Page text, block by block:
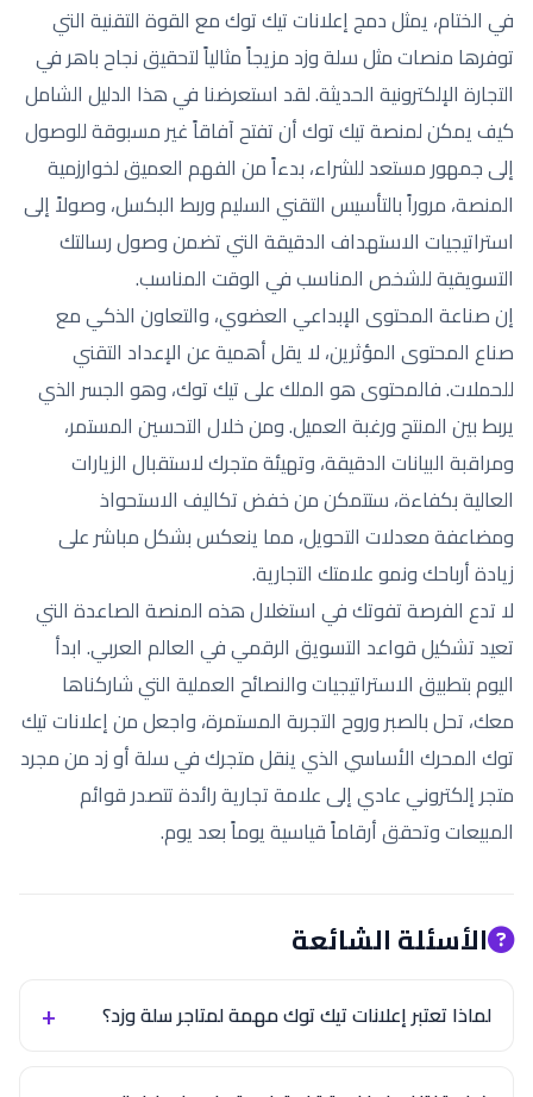
في الختام، يمثل دمج إعلانات تيك توك مع القوة التقنية التي
توفرها منصات مثل سلة وزد مزيجاً مثالياً لتحقيق نجاح باهر في
التجارة الإلكترونية الحديثة. لقد استعرضنا في هذا الدليل الشامل
كيف يمكن لمنصة تيك توك أن تفتح آفاقاً غير مسبوقة للوصول
إلى جمهور مستعد للشراء، بدءاً من الفهم العميق لخوارزمية
المنصة، مروراً بالتأسيس التقني السليم وربط البكسل، وصولاً إلى
استراتيجيات الاستهداف الدقيقة التي تضمن وصول رسالتك
التسويقية للشخص المناسب في الوقت المناسب.
إن صناعة المحتوى الإبداعي العضوي، والتعاون الذكي مع
صناع المحتوى المؤثرين، لا يقل أهمية عن الإعداد التقني
للحملات. فالمحتوى هو الملك على تيك توك، وهو الجسر الذي
يربط بين المنتج ورغبة العميل. ومن خلال التحسين المستمر،
ومراقبة البيانات الدقيقة، وتهيئة متجرك لاستقبال الزيارات
العالية بكفاءة، ستتمكن من خفض تكاليف الاستحواذ
ومضاعفة معدلات التحويل، مما ينعكس بشكل مباشر على
زيادة أرباحك ونمو علامتك التجارية.
لا تدع الفرصة تفوتك في استغلال هذه المنصة الصاعدة التي
تعيد تشكيل قواعد التسويق الرقمي في العالم العربي. ابدأ
اليوم بتطبيق الاستراتيجيات والنصائح العملية التي شاركناها
معك، تحل بالصبر وروح التجربة المستمرة، واجعل من إعلانات تيك
توك المحرك الأساسي الذي ينقل متجرك في سلة أو زد من مجرد
متجر إلكتروني عادي إلى علامة تجارية رائدة تتصدر قوائم
المبيعات وتحقق أرقاماً قياسية يوماً بعد يوم.
الأسئلة الشائعة
لماذا تعتبر إعلانات تيك توك مهمة لمتاجر سلة وزد؟